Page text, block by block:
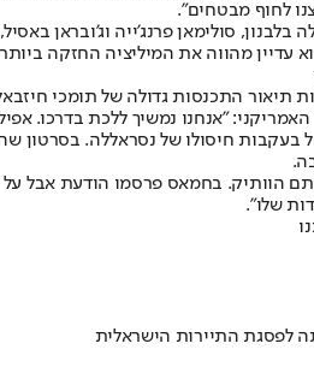
לחוף מבטחים".
בלבנון, סולימאן פרנג'ייה וג'ובראן
עדיין מהווה את המיליציה החזקה
תיאור התכנסות גדולה של תומכי
חיסולו של נסראללה. בסרטון
הוותיק. בחמאס פרסמו הודעת
שלו".
לפסגת התיירות הישראלית